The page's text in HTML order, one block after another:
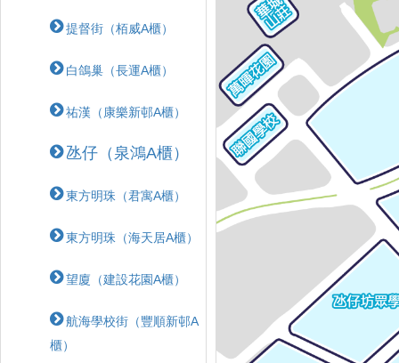
提督街（栢威A櫃）
白鴿巢（長運A櫃）
祐漢（康樂新邨A櫃）
氹仔（泉鴻A櫃）
東方明珠（君寓A櫃）
東方明珠（海天居A櫃）
望廈（建設花園A櫃）
航海學校街（豐順新邨A
櫃）